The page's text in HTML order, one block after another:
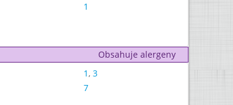
1
Obsahuje alergeny
1, 3
7